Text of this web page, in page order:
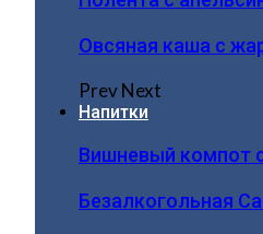
Овсяная каша с
PrevNext
Напитки
Вишневый компот
Безалкогольная